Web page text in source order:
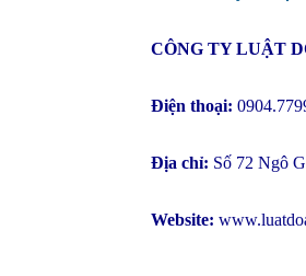
CÔNG TY LUẬT
Điện thoại:
Địa chỉ: Số 72 Ngô
Website: